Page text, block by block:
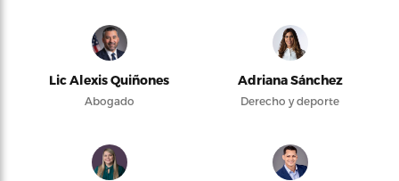
Lic Alexis Quiñones
Abogado
Adriana Sánchez
Derecho y deporte